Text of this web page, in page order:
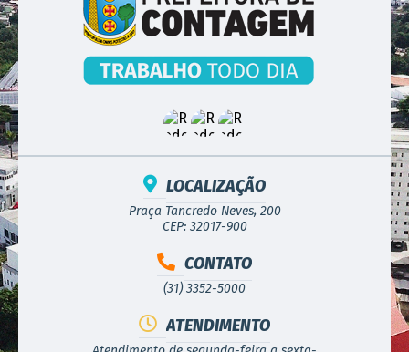
LOCALIZAÇÃO
Praça Tancredo Neves, 200
CEP: 32017-900
CONTATO
(31) 3352-5000
ATENDIMENTO